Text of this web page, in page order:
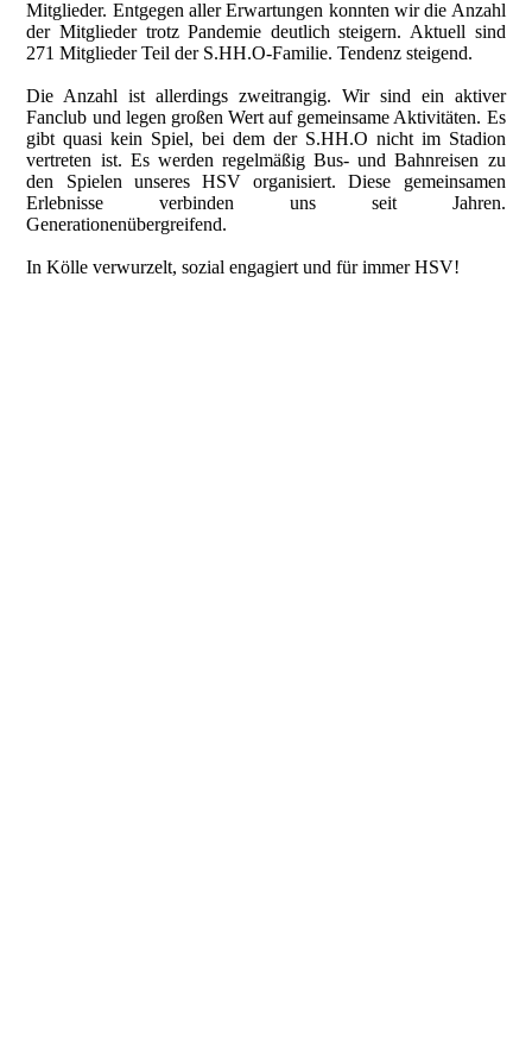
Mitglieder. Entgegen aller Erwartungen konnten wir die Anzahl
der Mitglieder trotz Pandemie deutlich steigern. Aktuell sind
271 Mitglieder Teil der S.HH.O-Familie. Tendenz steigend.
Die Anzahl ist allerdings zweitrangig. Wir sind ein aktiver
Fanclub und legen großen Wert auf gemeinsame Aktivitäten. Es
gibt quasi kein Spiel, bei dem der S.HH.O nicht im Stadion
vertreten ist. Es werden regelmäßig Bus- und Bahnreisen zu
den Spielen unseres HSV organisiert. Diese gemeinsamen
Erlebnisse verbinden uns seit Jahren.
Generationenübergreifend.
In Kölle verwurzelt, sozial engagiert und für immer HSV!